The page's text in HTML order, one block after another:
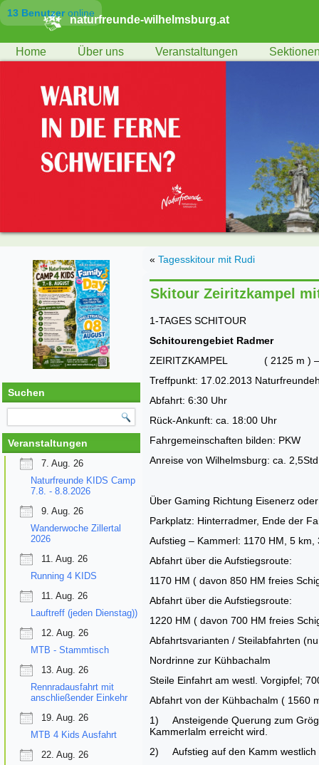
13 Benutzeronline
naturfreunde-wilhelmsburg.at
Home Über uns Veranstaltungen
Suchen
Veranstaltungen
7. Aug. 26
Naturfreunde KIDS Camp
7.8. - 8.8.2026
9. Aug. 26
Wanderwoche Zillertal
2026
11. Aug. 26
Running 4 KIDS
11. Aug. 26
Lauftreff (jeden Dienstag))
12. Aug. 26
MTB - Stammtisch
13. Aug. 26
Rennradausfahrt mit
anschließender Einkehr
19. Aug. 26
MTB 4 Kids Ausfahrt
22. Aug. 26
« Tagesskitour mit Rudi
Skitour Zeiritzkampel
1-TAGES SCHITOUR
Schitourengebiet Radmer
ZEIRITZKAMPEL ( 2125 m ) –
Treffpunkt: 17.02.2013
Abfahrt: 6:30 Uhr
Rück-Ankunft: ca. 18:00 Uhr
Fahrgemeinschaften bilden: PKW
Anreise von Wilhelmsburg: ca.
Über Gaming Richtung Eisenerz
Parkplatz: Hinterradmer, Ende der
Aufstieg – Kammerl: 1170 HM, 5
Abfahrt über die Aufstiegsroute:
1170 HM ( davon 850 HM freies
Abfahrt über die Aufstiegsroute:
1220 HM ( davon 700 HM freies
Abfahrtsvarianten / Steilabfahrten
Nordrinne zur Kühbachalm
Steile Einfahrt am westl. Vorgipfel;
Abfahrt von der Kühbachalm ( 1560
1) Ansteigende Querung zum
Kammerlalm erreicht wird.
2) Aufstieg auf den Kamm westlich